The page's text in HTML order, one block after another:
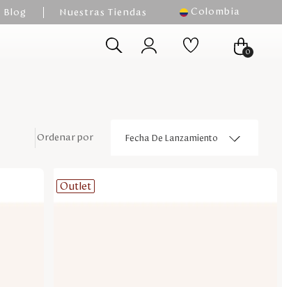
Blog Nuestras Tiendas Colombia
0
Fecha De Lanzamiento
Outlet